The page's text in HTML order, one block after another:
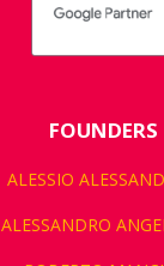
FOUNDERS
ALESSIO
ALESSANDRO